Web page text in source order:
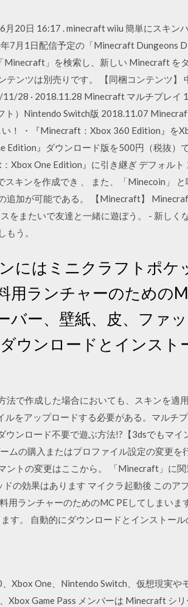
20日 16:17 . minecraft wiiu 簡単にスキン
7月1日配信予定の「Minecraft Dungeons
Minecraft」を検索し、新しい Minecraft を
テンツは別売りです。 【同梱コンテンツ
28 · 2018.11.28 Minecraft マルチプレイ
）Nintendo Switch版 2018.11.07
！ ・『Minecraft：Xbox 360 Edition』を
Edition』ダウンロード版を500円（税抜）
Xbox One Edition』に引き継ぎ デフォル
キンを作成でき 、 また、「Minecoin」
追加が可能である。 【Minecraft】
をまたいで友達と一緒に遊ぼう。 - 新し
う。
にはミニクラフトポケ
用ランチャーのための
バー、壁紙、皮、ファ
ウンロードとインス
法で作成した場合においても、スキンを
ルをアップロードする必要がある。マル
ウンロード不要で遊ぶ方法!?【3dsでもマ
ムの購入またはプロファイル設定の変更
ントの変更はここから。 「Minecraft」に
の効果はあります マイクラ起動後 このア
用ランチャーのためのMC PEしてしまい
す。 自動的にダウンロードとインストー
Xbox One、Nintendo Switch、仮想現実
Xbox Game Pass メンバーは Minecraft シ